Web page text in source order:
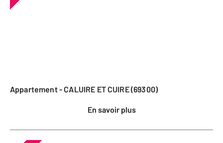
Appartement - CALUIRE ET CUIRE (69300)
En savoir plus